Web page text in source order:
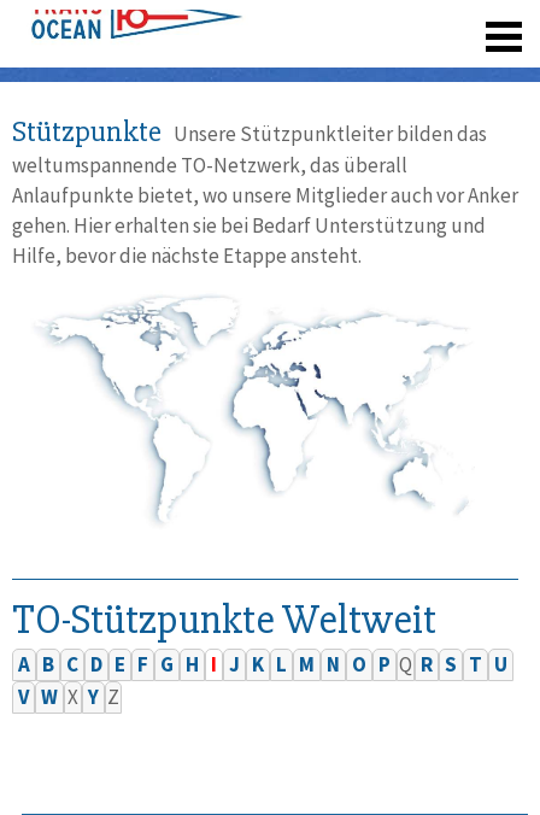
Stützpunkte Unsere Stützpunktleiter bilden das
weltumspannende TO-Netzwerk, das überall
Anlaufpunkte bietet, wo unsere Mitglieder auch vor Anker
gehen. Hier erhalten sie bei Bedarf Unterstützung und
Hilfe, bevor die nächste Etappe ansteht.
TO-Stützpunkte Weltweit
A B C D E F G H I J K L M N O P Q R S T U
V W X Y Z